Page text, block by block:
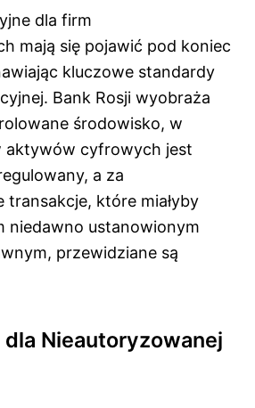
dla firm
mają się pojawić pod koniec
kluczowe standardy
Bank Rosji wyobraża
środowisko, w
aktywów cyfrowych jest
a za
transakcje, które miałyby
niedawno ustanowionym
przewidziane są
dla Nieautoryzowanej